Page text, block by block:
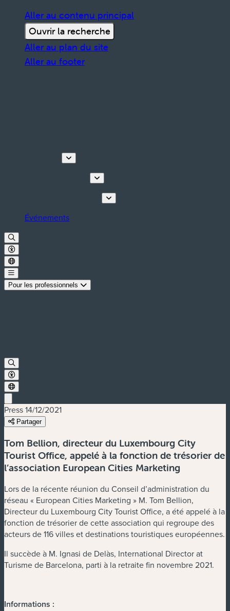
Aller au contenu principal
Ouvrir la recherche
Aller au plan du site
Aller au footer
Événements
Pour les professionnels
Press14/12/2021
Partager
Tom Bellion, directeur du Luxembourg City
Tourist Office, appelé à la fonction de trésorier de
l’association European Cities Marketing
Lors de la récente réunion du Conseil d’administration du
réseau « European Cities Marketing » M. Tom Bellion,
Directeur du Luxembourg City Tourist Office, a été appelé à la
fonction de trésorier de cette association qui regroupe des
acteurs de 116 villes et destinations touristiques européennes.
Il succède à M. Ignasi de Delàs, International Director at
Turisme de Barcelona, parti à la retraite fin novembre 2021.
Informations :